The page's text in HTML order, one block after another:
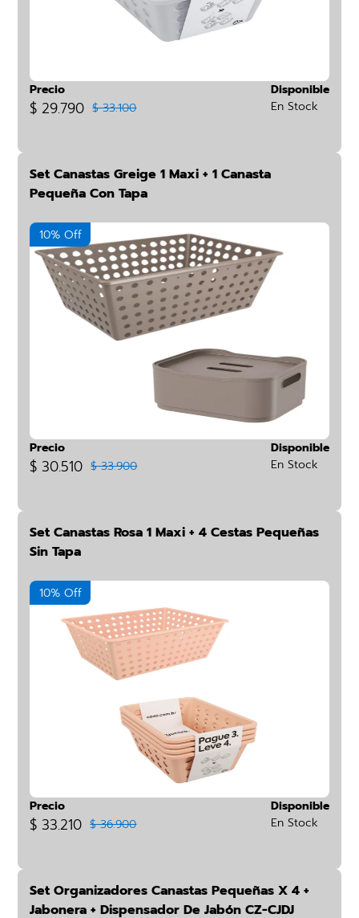
Precio
$ 29.790 $ 33.100
Disponible
En Stock
Set Canastas Greige 1 Maxi + 1 Canasta
Pequeña Con Tapa
10% Off
Precio
$ 30.510 $ 33.900
Disponible
En Stock
Set Canastas Rosa 1 Maxi + 4 Cestas Pequeñas
Sin Tapa
10% Off
Precio
$ 33.210 $ 36.900
Disponible
En Stock
Set Organizadores Canastas Pequeñas X 4 +
Jabonera + Dispensador De Jabón CZ-CJDJ